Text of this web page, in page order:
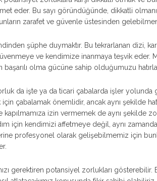
eder. Bu sayı göründüğünde, dikkatli
zarafet ve güvenle üstesinden
şüphe duymaktır. Bu tekrarlanan dizi,
ve kendimize inanmaya teşvik eder.
olma gücüne sahip olduğumuzu
da işte ya da ticari çabalarda işler
için çabalamak önemlidir, ancak aynı şekilde
izin vermemek de aynı şekilde
için kendimizi affetmeye değil, aynı
profesyonel olarak gelişebilmemiz için
gerektiren potansiyel zorlukları gösterebilir.